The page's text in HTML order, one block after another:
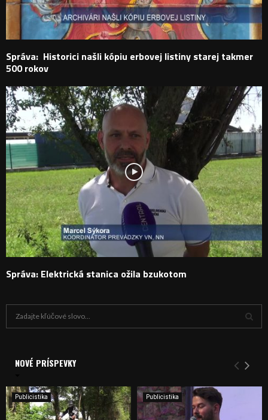
Správa: Historici našli kópiu erbovej listiny starej takmer
500 rokov
Správa: Elektrická stanica ožila bzukotom
i
e
:
Y
H
NOVÉ PRÍSPEVKY
Publicistika Publicistika